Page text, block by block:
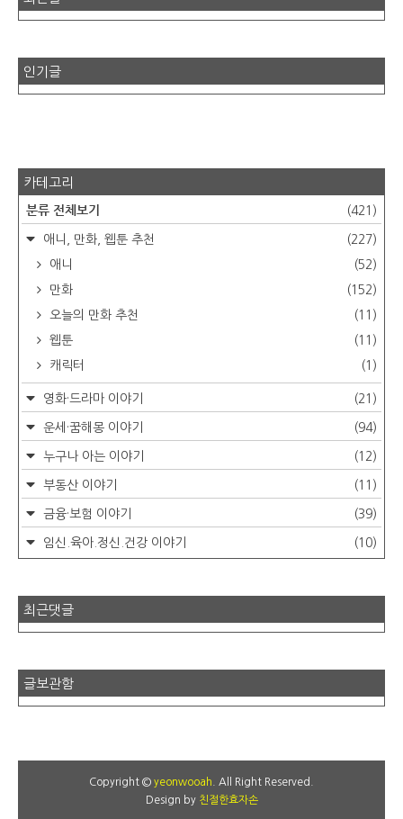
인기글
카테고리
분류 전체보기 (421)
애니, 만화, 웹툰 추천
(227)
애니
(52)
만화
(152)
오늘의 만화 추천
(11)
웹툰
(11)
캐릭터
(1)
영화·드라마 이야기 (21)
운세·꿈해몽 이야기 (94)
누구나 아는 이야기 (12)
부동산 이야기 (11)
금융·보험 이야기 (39)
임신.육아.정신.건강 이야기 (10)
최근댓글
글보관함
Copyright © yeonwooah . All Right Reserved.
Design by 친절한효자손